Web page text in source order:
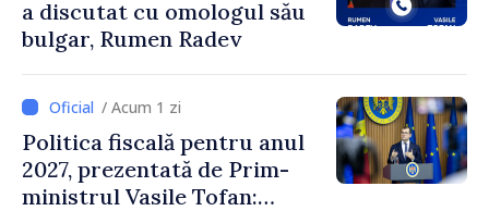
a discutat cu omologul său
bulgar, Rumen Radev
/ Acum 1 zi
Politica fiscală pentru anul
2027, prezentată de Prim-
ministrul Vasile Tofan: